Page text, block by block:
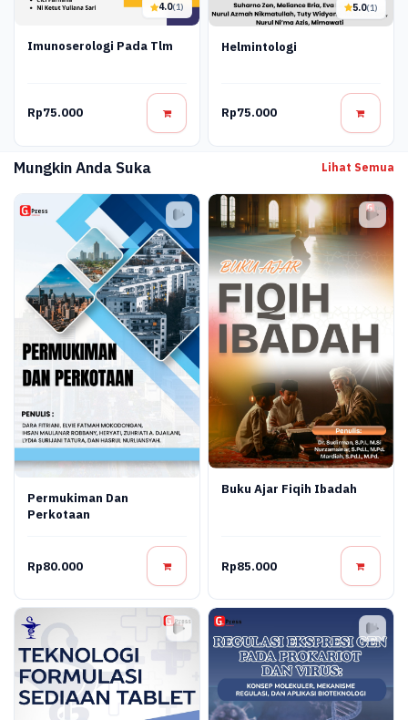
4.0(1)
Imunoserologi Pada Tlm
Rp75.000
5.0(1)
Helmintologi
Rp75.000
Mungkin Anda Suka Lihat Semua
Permukiman Dan
Perkotaan
Rp80.000
Buku Ajar Fiqih Ibadah
Rp85.000